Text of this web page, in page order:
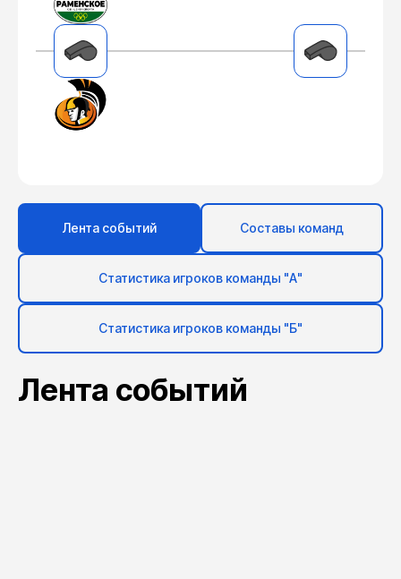
Лента событий Составы команд
Статистика игроков команды "А"
Статистика игроков команды "Б"
Лента событий